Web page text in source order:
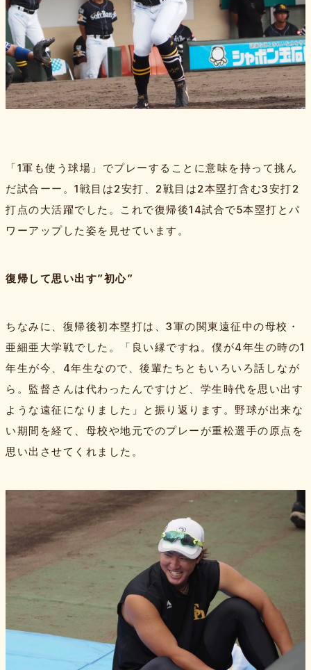
「1軍も使う球場」でプレーすることに意味を持って挑ん
だ試合ーー。1戦目は2安打、2戦目は2本塁打含む3安打2
打点の大活躍でした。これで復帰後14試合で5本塁打とパ
ワーアップした姿を見せています。
復帰して思い出す”初心”
ちなみに、復帰後初本塁打は、3軍の関東遠征中の母校・
亜細亜大学戦でした。「良い縁ですね。僕が4年生の時の1
年生が今、4年生なので、後輩たちともいろいろ話しなが
ら。監督さんは代わったんですけど、学生時代を思い出す
ような遠征になりました」と振り返ります。野球が出来な
い期間を経て、母校や地元でのプレーが重松選手の原点を
思い出させてくれました。